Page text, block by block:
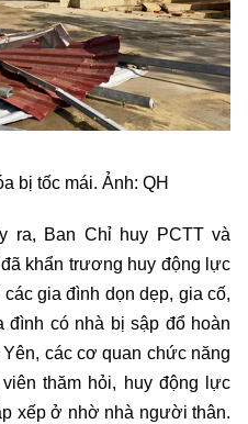
bị tốc mái. Ảnh: QH
ra, Ban Chỉ huy PCTT và
khẩn trương huy động lực
gia đình dọn dẹp, gia cố,
có nhà bị sập đổ hoàn
các cơ quan chức năng
thăm hỏi, huy động lực
xếp ở nhờ nhà người thân.